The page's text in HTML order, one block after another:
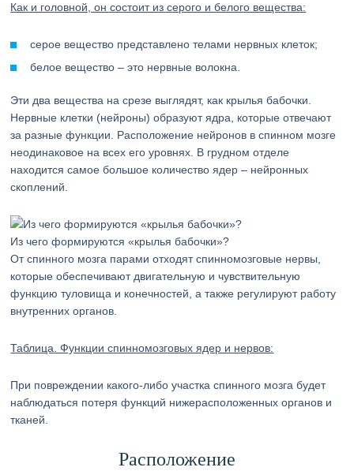
Как и головной, он состоит из серого и белого вещества:
серое вещество представлено телами нервных клеток;
белое вещество – это нервные волокна.
Эти два вещества на срезе выглядят, как крылья бабочки.
Нервные клетки (нейроны) образуют ядра, которые отвечают
за разные функции. Расположение нейронов в спинном мозге
неодинаковое на всех его уровнях. В грудном отделе
находится самое большое количество ядер – нейронных
скоплений.
Из чего формируются «крылья бабочки»?
От спинного мозга парами отходят спинномозговые нервы,
которые обеспечивают двигательную и чувствительную
функцию туловища и конечностей, а также регулируют работу
внутренних органов.
Таблица. Функции спинномозговых ядер и нервов:
При повреждении какого-либо участка спинного мозга будет
наблюдаться потеря функций нижерасположенных органов и
тканей.
Расположение